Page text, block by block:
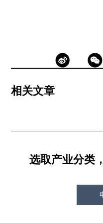
相关文章
选取产业分类